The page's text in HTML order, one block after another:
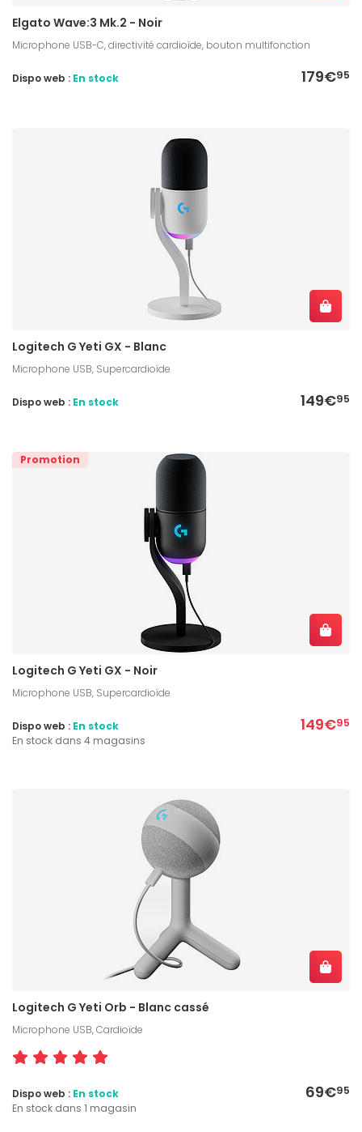
Elgato Wave:3 Mk.2 - Noir
Microphone USB-C, directivité cardioïde, bouton multifonction
179€95
Dispo web : En stock
Logitech G Yeti GX - Blanc
Microphone USB, Supercardioïde
149€95
Dispo web : En stock
Promotion
Logitech G Yeti GX - Noir
Microphone USB, Supercardioïde
149€95
Dispo web : En stock
En stock dans 4 magasins
Logitech G Yeti Orb - Blanc cassé
Microphone USB, Cardioïde
69€95
Dispo web : En stock
En stock dans 1 magasin